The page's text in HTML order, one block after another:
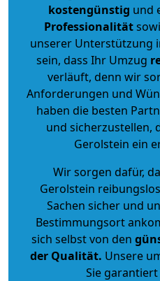
kostengünstig und
Professionalität
unserer Unterstützung
sein, dass Ihr Umzug
verläuft, denn wir
Anforderungen und
haben die besten
und sicherzustellen,
Gerolstein ein
Wir sorgen dafür,
Gerolstein
Sachen sicher und
Bestimmungsort
sich selbst von den
der Qualität. Unsere
Sie